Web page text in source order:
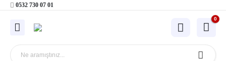
0532 730 07 01
0